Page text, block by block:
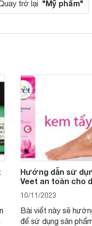
trở lại "Mỹ phẩm"
Hướng dẫn sử
Veet an toàn cho
10/11/2023
Bài viết này sẽ
để sử dụng sản